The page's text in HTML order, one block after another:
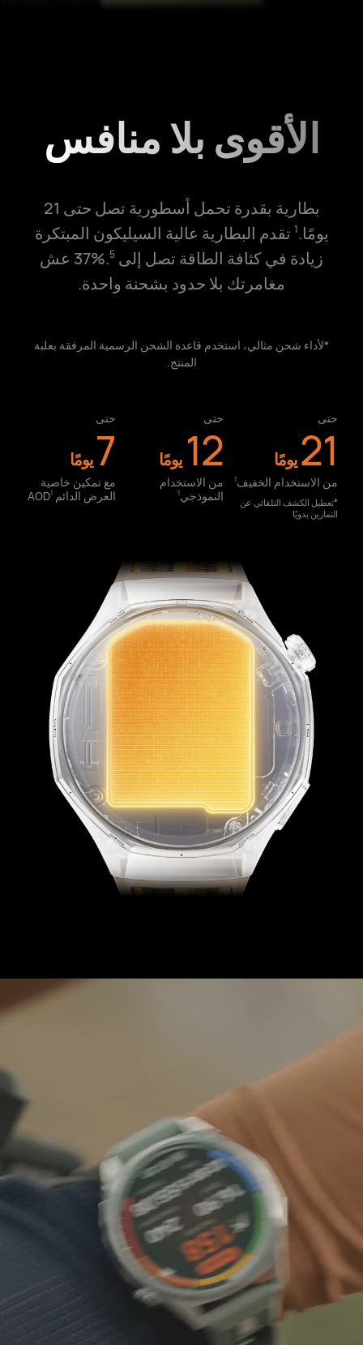
الأقوى بلا منافس
بطارية بقدرة تحمل أسطورية تصل حتى 21
يومًا.1 تقدم البطارية عالية السيليكون المبتكرة
زيادة في كثافة الطاقة تصل إلى ‎37%‎. 5
عش
مغامرتك بلا حدود بشحنة واحدة.
*لأداء شحن مثالي، استخدم قاعدة الشحن الرسمية المرفقة بعلبة
المنتج.
حتى
21يومًا
من الاستخدام الخفيف⁠1
*تعطيل الكشف التلقائي عن
التمارين يدويًا
حتى
12 يومًا
من الاستخدام
النموذجي⁠1
حتى
7يومًا
مع تمكين خاصية
العرض الدائم AOD⁠ 1